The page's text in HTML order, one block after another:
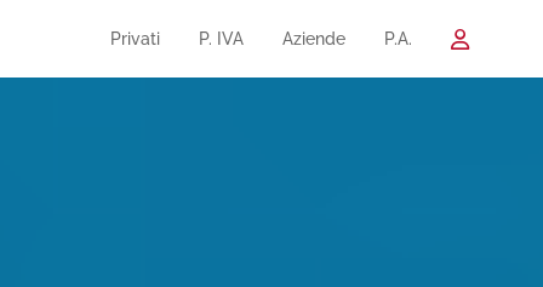
Privati P. IVA Aziende P.A.